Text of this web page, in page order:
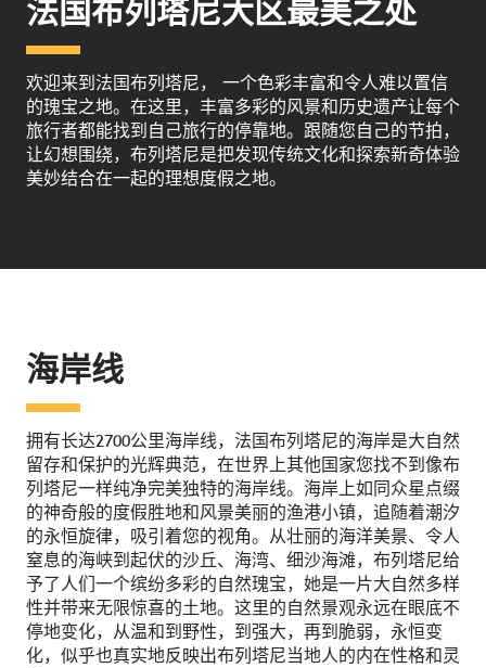
法国布列塔尼大区最美之处
欢迎来到法国布列塔尼， 一个色彩丰富和令人难以置信
的瑰宝之地。在这里，丰富多彩的风景和历史遗产让每个
旅行者都能找到自己旅行的停靠地。跟随您自己的节拍，
让幻想围绕，布列塔尼是把发现传统文化和探索新奇体验
美妙结合在一起的理想度假之地。
海岸线
拥有长达2700公里海岸线，法国布列塔尼的海岸是大自然
留存和保护的光辉典范，在世界上其他国家您找不到像布
列塔尼一样纯净完美独特的海岸线。海岸上如同众星点缀
的神奇般的度假胜地和风景美丽的渔港小镇，追随着潮汐
的永恒旋律，吸引着您的视角。从壮丽的海洋美景、令人
窒息的海峡到起伏的沙丘、海湾、细沙海滩，布列塔尼给
予了人们一个缤纷多彩的自然瑰宝，她是一片大自然多样
性并带来无限惊喜的土地。这里的自然景观永远在眼底不
停地变化，从温和到野性，到强大，再到脆弱，永恒变
化，似乎也真实地反映出布列塔尼当地人的内在性格和灵